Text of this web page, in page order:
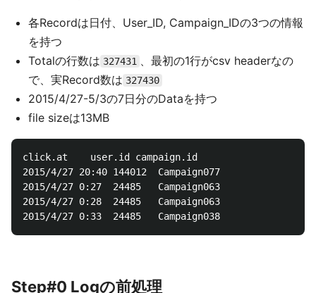
各Recordは日付、User_ID, Campaign_IDの3つの情報
を持つ
Totalの行数は 327431 、最初の1行がcsv headerなの
で、実Record数は 327430
2015/4/27-5/3の7日分のDataを持つ
file sizeは13MB
click.at	user.id	campaign.id
2015/4/27 20:40	144012	Campaign077
2015/4/27 0:27	24485	Campaign063
2015/4/27 0:28	24485	Campaign063
Step#0 Logの前処理